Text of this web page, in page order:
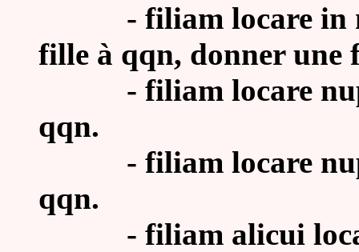
- filiam locare in
fille à qqn, donner une
- filiam locare
qqn.
- filiam locare
qqn.
- filiam alicui